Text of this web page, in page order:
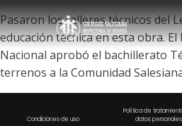
Pasaron los talleres técnicos del
educación técnica en esta obra.
Nacional aprobó el bachillerato
terrenos a la Comunidad
Condiciones de uso
Política de
datos personales